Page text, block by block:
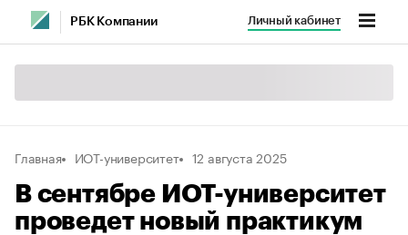
РБК Компании Личный кабинет
Главная ИОТ-университет 12 августа 2025
В сентябре ИОТ-университет
проведет новый практикум